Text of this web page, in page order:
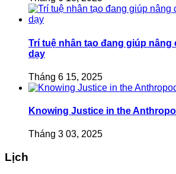
Trí tuệ nhân tạo đang giúp nâng
dạy
Tháng 6 15, 2025
Knowing Justice in the
Tháng 3 03, 2025
Lịch